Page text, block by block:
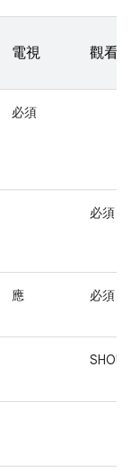
電視 觀看
必須
必須
應 必須